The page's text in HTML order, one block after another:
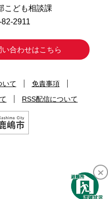
こども相談課
2911
い合わせはこちら
いて
免責事項
RSS配信について